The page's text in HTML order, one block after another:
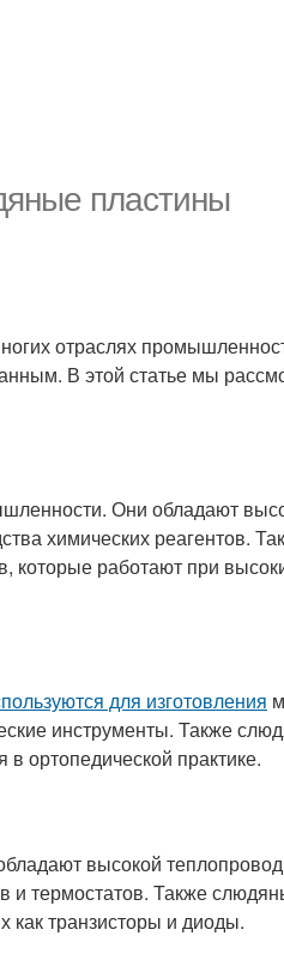
пластины
отраслях
В этой статье мы
Они обладают
химических реагентов.
которые работают при
для изготовления
инструменты. Также
ортопедической практике.
высокой
и термостатов. Также
как транзисторы и диоды.